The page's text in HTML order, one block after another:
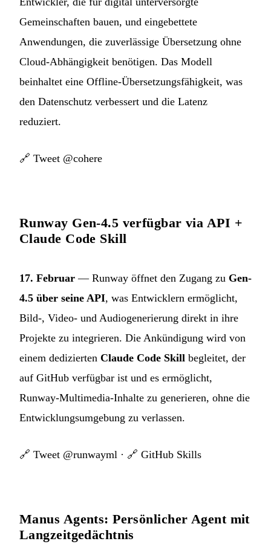
Gemeinschaften bauen, und eingebettete
Anwendungen, die zuverlässige Übersetzung ohne
Cloud-Abhängigkeit benötigen. Das Modell
beinhaltet eine Offline-Übersetzungsfähigkeit, was
den Datenschutz verbessert und die Latenz
reduziert.
🔗 Tweet @cohere
Runway Gen-4.5 verfügbar via API +
Claude Code Skill
17. Februar — Runway öffnet den Zugang zu Gen-
4.5 über seine API, was Entwicklern ermöglicht,
Bild-, Video- und Audiogenerierung direkt in ihre
Projekte zu integrieren. Die Ankündigung wird von
einem dedizierten Claude Code Skill begleitet, der
auf GitHub verfügbar ist und es ermöglicht,
Runway-Multimedia-Inhalte zu generieren, ohne die
Entwicklungsumgebung zu verlassen.
🔗 Tweet @runwayml · 🔗 GitHub Skills
Manus Agents: Persönlicher Agent mit
Langzeitgedächtnis